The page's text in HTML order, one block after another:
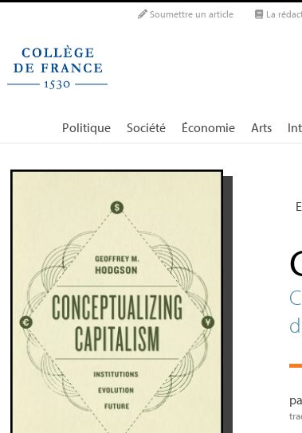
Soumettre un article La
Politique Société Économie Arts